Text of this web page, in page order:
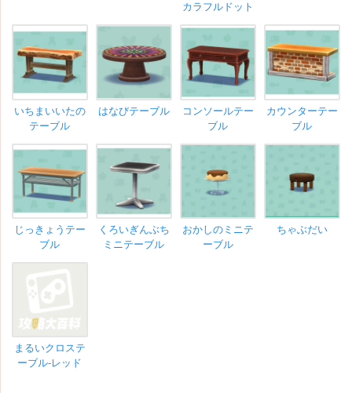
カラフルドット
いちまいいたの
テーブル
はなびテーブル
コンソールテー
ブル
カウンターテー
ブル
じっきょうテー
ブル
くろいぎんぶち
ミニテーブル
おかしのミニテ
ーブル
ちゃぶだい
まるいクロステ
ーブル-レッド